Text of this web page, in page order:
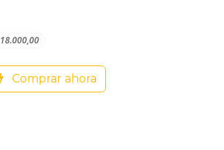
18.000,00
Comprar ahora